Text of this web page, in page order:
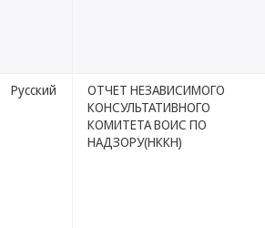
Русский
ОТЧЕТ НЕЗАВИСИМОГО
КОНСУЛЬТАТИВНОГО
КОМИТЕТА ВОИС ПО
НАДЗОРУ(НККН)